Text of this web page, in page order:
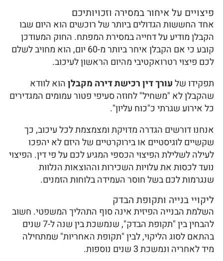
פיצויים על איחור במסירה וזכויותיכם
אחד החששות הגדולים ביותר של רוכשים הוא היום שבו
הקבלן מודיע על דחייה במסירת המפתח. החוק המעודכן
קובע כי אם הקבלן איחר ביותר מ-60 יום, הוא מחויב לשלם
לכם פיצוי רטרואקטיבי מהיום הראשון לעיכוב.
תפקידו שלעורך דין רכישת דירה מקבלןהוא לוודא
שהקבלן לא "משחיל" לחוזה סעיפי פטור עמומים המגדירים
כל אירוע שגרתי כ"כוח עליון".
אנחנו דורשים הגדרה מדויקת ומצמצמת לכל עיכוב, כך
שקשיים לוגיסטיים או בירוקרטיים של היזם לא יהפכו
לעילה לשלילת הפיצוי הכספי המגיע לכם על פי דין. הפיצוי
נועד לכסות את עלויות השכירות וההוצאות הנלוות
שנגרמות לכם בשל חוסר העמידה בלוחות הזמנים.
ליקויי בנייה ותקופת הבדק
השלמת הבנייה הפיזית אינה סוף התהליך המשפטי. חשוב
להבחין בין "תקופת הבדק", שנמשכת בין שנה ל-7 שנים
בהתאם לסוג הליקוי, לבין "תקופת האחריות" שמתחילה
מיד לאחריה ונמשכת 3 שנים נוספות.